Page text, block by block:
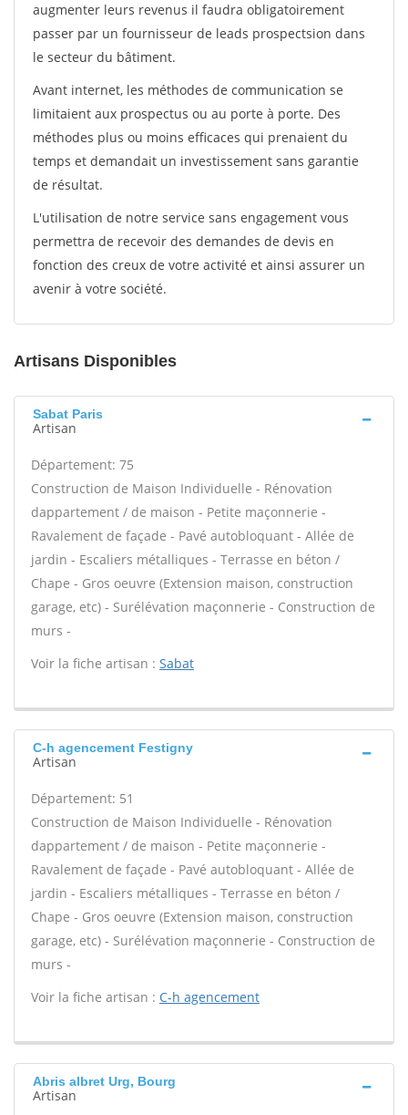
augmenter leurs revenus il faudra obligatoirement
passer par un fournisseur de leads prospectsion dans
le secteur du bâtiment.
Avant internet, les méthodes de communication se
limitaient aux prospectus ou au porte à porte. Des
méthodes plus ou moins efficaces qui prenaient du
temps et demandait un investissement sans garantie
de résultat.
L'utilisation de notre service sans engagement vous
permettra de recevoir des demandes de devis en
fonction des creux de votre activité et ainsi assurer un
avenir à votre société.
Artisans Disponibles
Sabat Paris
Artisan
Département: 75
Construction de Maison Individuelle - Rénovation
dappartement / de maison - Petite maçonnerie -
Ravalement de façade - Pavé autobloquant - Allée de
jardin - Escaliers métalliques - Terrasse en béton /
Chape - Gros oeuvre (Extension maison, construction
garage, etc) - Surélévation maçonnerie - Construction de
murs -
Voir la fiche artisan : Sabat
C-h agencement Festigny
Artisan
Département: 51
Construction de Maison Individuelle - Rénovation
dappartement / de maison - Petite maçonnerie -
Ravalement de façade - Pavé autobloquant - Allée de
jardin - Escaliers métalliques - Terrasse en béton /
Chape - Gros oeuvre (Extension maison, construction
garage, etc) - Surélévation maçonnerie - Construction de
murs -
Voir la fiche artisan : C-h agencement
Abris albret Urg, Bourg
Artisan